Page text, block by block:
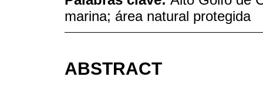
marina; área natural protegida
ABSTRACT